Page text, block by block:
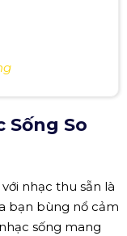
Sống So
nhạc thu sẵn là
bạn bùng nổ cảm
sống mang